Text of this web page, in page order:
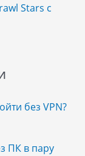
Stars с
без VPN?
ПК в пару